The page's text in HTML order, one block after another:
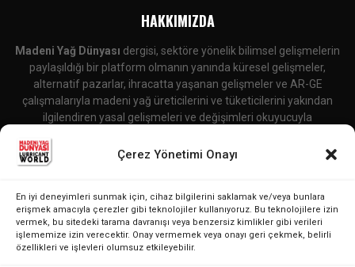
Çerez Yönetimi Onayı
En iyi deneyimleri sunmak için, cihaz bilgilerini saklamak ve/veya bunlara
erişmek amacıyla çerezler gibi teknolojiler kullanıyoruz. Bu teknolojilere izin
vermek, bu sitedeki tarama davranışı veya benzersiz kimlikler gibi verileri
işlememize izin verecektir. Onay vermemek veya onayı geri çekmek, belirli
özellikleri ve işlevleri olumsuz etkileyebilir.
HAKKIMIZDA
Madeni Yağ Dünyası dergisi, sektöre yönelik bilimsel gelişmelerin
paylaşıldığı bir platform olmanın yanında küresel gelişmeler,
alternatif pazarlar, ihracatta yaşanan gelişmeler ve AR-GE
çalışmalarıyla madeni yağ üreticilerini ve tüketicilerini yakından
ilgilendiren yasal gelişmeleri ve değişimleri okuyucuyla
İletişime Geçin:editor@lubricantworld.com
BIZI TAKIP EDIN